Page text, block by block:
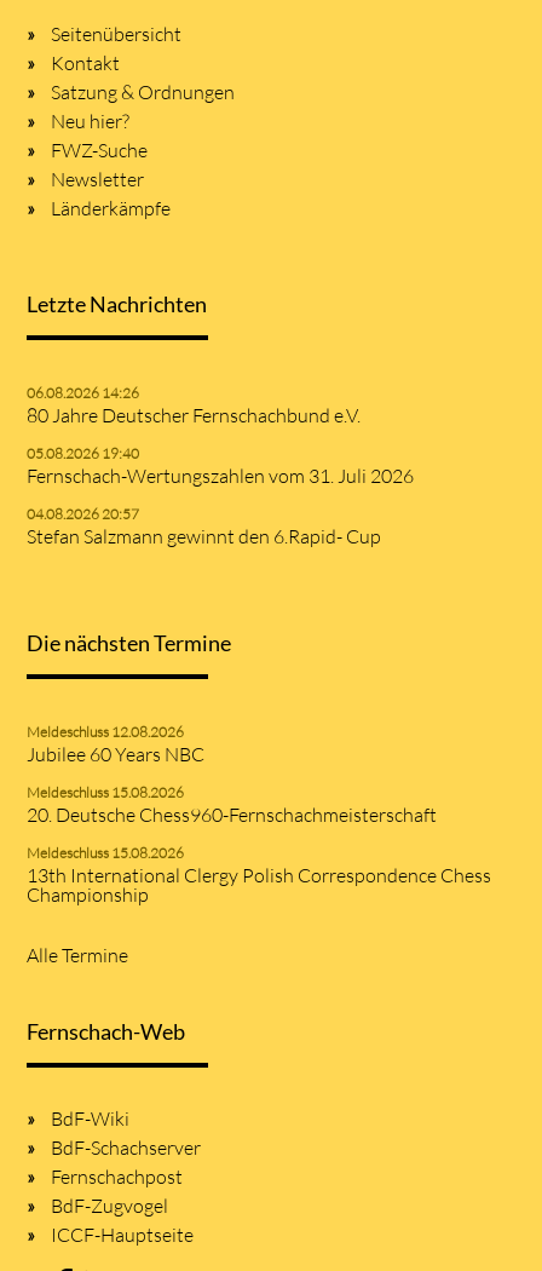
Seitenübersicht
Kontakt
Satzung & Ordnungen
Neu hier?
FWZ-Suche
Newsletter
Länderkämpfe
Letzte Nachrichten
06.08.2026 14:26
80 Jahre Deutscher Fernschachbund e.V.
05.08.2026 19:40
Fernschach-Wertungszahlen vom 31. Juli 2026
04.08.2026 20:57
Stefan Salzmann gewinnt den 6.Rapid- Cup
Die nächsten Termine
Meldeschluss 12.08.2026
Jubilee 60 Years NBC
Meldeschluss 15.08.2026
20. Deutsche Chess960-Fernschachmeisterschaft
Meldeschluss 15.08.2026
13th International Clergy Polish Correspondence Chess
Championship
Alle Termine
Fernschach-Web
BdF-Wiki
BdF-Schachserver
Fernschachpost
BdF-Zugvogel
ICCF-Hauptseite